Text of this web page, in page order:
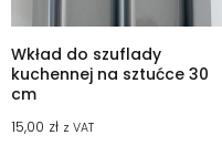
Wkład do szuflady
kuchennej na sztućce 30
cm
15,00 zł z VAT